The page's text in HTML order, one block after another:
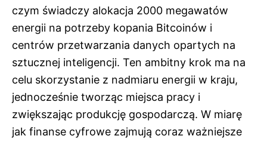
czym świadczy alokacja 2000 megawatów
energii na potrzeby kopania Bitcoinów i
centrów przetwarzania danych opartych na
sztucznej inteligencji. Ten ambitny krok ma na
celu skorzystanie z nadmiaru energii w kraju,
jednocześnie tworząc miejsca pracy i
zwiększając produkcję gospodarczą. W miarę
jak finanse cyfrowe zajmują coraz ważniejsze